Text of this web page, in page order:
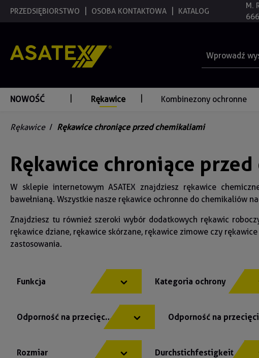
Przejdź do głównej nawigacji
PRZEDSIĘBIORSTWO OSOBA KONTAKTOWA KATALOG
M.
666
NOWOŚĆ Rękawice Kombinezony ochronne
Rękawice / Rękawice chroniące przed chemikaliami
Rękawice chroniące
W sklepie internetowym ASATEX znajdziesz rękawice
bawełnianą. Wszystkie nasze rękawice ochronne do chemikaliów
Znajdziesz tu również szeroki wybór dodatkowych rękawic
rękawice dziane, rękawice skórzane, rękawice zimowe czy
zastosowania.
Funkcja Kategoria ochrony
Odporność na przecięcie Odporność na
Rozmiar Durchstichfestigkeit